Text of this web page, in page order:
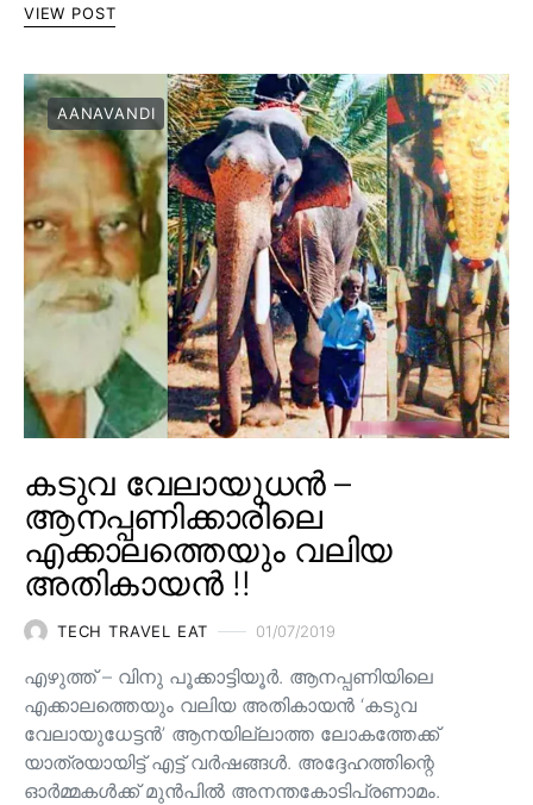
VIEW POST
AANAVANDI
കടുവ വേലായുധൻ –
ആനപ്പണിക്കാരിലെ
എക്കാലത്തെയും വലിയ
അതികായൻ !!
TECH TRAVEL EAT 01/07/2019
എഴുത്ത് – വിനു പൂക്കാട്ടിയൂർ. ആനപ്പണിയിലെ
എക്കാലത്തെയും വലിയ അതികായൻ ‘കടുവ
വേലായുധേട്ടൻ’ ആനയില്ലാത്ത ലോകത്തേക്ക്
യാത്രയായിട്ട് എട്ട് വർഷങ്ങൾ. അദ്ദേഹത്തിന്റെ
ഓർമ്മകൾക്ക് മുൻപിൽ അനന്തകോടിപ്രണാമം.